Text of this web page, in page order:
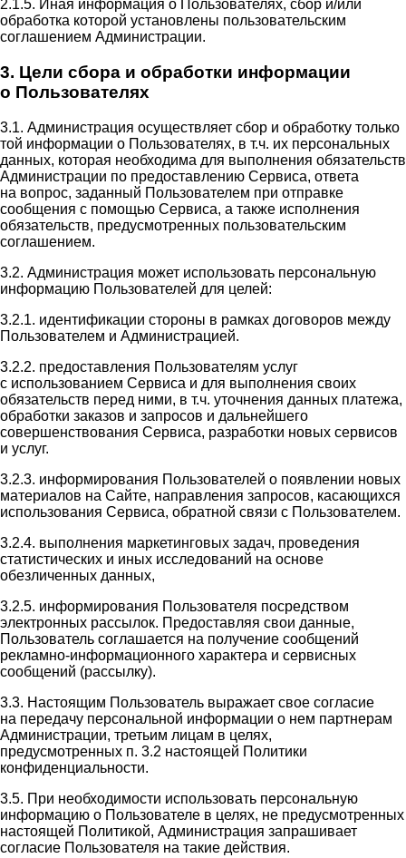
2.1.5. Иная информация о Пользователях, сбор и/или
обработка которой установлены пользовательским
соглашением Администрации.
3. Цели сбора и обработки информации
о Пользователях
3.1. Администрация осуществляет сбор и обработку только
той информации о Пользователях, в т.ч. их персональных
данных, которая необходима для выполнения обязательств
Администрации по предоставлению Сервиса, ответа
на вопрос, заданный Пользователем при отправке
сообщения с помощью Сервиса, а также исполнения
обязательств, предусмотренных пользовательским
соглашением.
3.2. Администрация может использовать персональную
информацию Пользователей для целей:
3.2.1. идентификации стороны в рамках договоров между
Пользователем и Администрацией.
3.2.2. предоставления Пользователям услуг
с использованием Сервиса и для выполнения своих
обязательств перед ними, в т.ч. уточнения данных платежа,
обработки заказов и запросов и дальнейшего
совершенствования Сервиса, разработки новых сервисов
и услуг.
3.2.3. информирования Пользователей о появлении новых
материалов на Сайте, направления запросов, касающихся
использования Сервиса, обратной связи с Пользователем.
3.2.4. выполнения маркетинговых задач, проведения
статистических и иных исследований на основе
обезличенных данных,
3.2.5. информирования Пользователя посредством
электронных рассылок. Предоставляя свои данные,
Пользователь соглашается на получение сообщений
рекламно-информационного характера и сервисных
сообщений (рассылку).
3.3. Настоящим Пользователь выражает свое согласие
на передачу персональной информации о нем партнерам
Администрации, третьим лицам в целях,
предусмотренных п. 3.2 настоящей Политики
конфиденциальности.
3.5. При необходимости использовать персональную
информацию о Пользователе в целях, не предусмотренных
настоящей Политикой, Администрация запрашивает
согласие Пользователя на такие действия.